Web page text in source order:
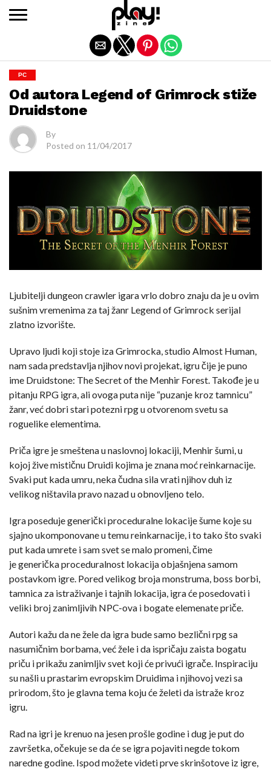
PC
Od autora Legend of Grimrock stiže
Druidstone
By
Posted on 11/04/2017
Ljubitelji dungeon crawler igara vrlo dobro znaju da je u ovim
sušnim vremenima za taj žanr Legend of Grimrock serijal
zlatno izvorište.
Upravo ljudi koji stoje iza Grimrocka, studio Almost Human,
nam sada predstavlja njihov novi projekat, igru čije je puno
ime Druidstone: The Secret of the Menhir Forest. Takođe je u
pitanju RPG igra, ali ovoga puta nije “puzanje kroz tamnicu”
žanr, već dobri stari potezni rpg u otvorenom svetu sa
roguelike elementima.
Priča igre je smeštena u naslovnoj lokaciji, Menhir šumi, u
kojoj žive mističnu Druidi kojima je znana moć reinkarnacije.
Svaki put kada umru, neka čudna sila vrati njihov duh iz
velikog ništavila pravo nazad u obnovljeno telo.
Igra poseduje generički proceduralne lokacije šume koje su
sjajno ukomponovane u temu reinkarnacije, i to tako što svaki
put kada umrete i sam svet se malo promeni, čime
je generička proceduralnost lokacija objašnjena samom
postavkom igre. Pored velikog broja monstruma, boss borbi,
tamnica za istraživanje i tajnih lokacija, igra će posedovati i
veliki broj zanimljivih NPC-ova i bogate elemenate priče.
Autori kažu da ne žele da igra bude samo bezlični rpg sa
nasumičnim borbama, već žele i da ispričaju zaista bogatu
priču i prikažu zanimljiv svet koji će privući igrače. Inspiraciju
su našli u prastarim evropskim Druidima i njihovoj vezi sa
prirodom, što je glavna tema koju će želeti da istraže kroz
igru.
Rad na igri je krenuo na jesen prošle godine i dug je put do
završetka, očekuje se da će se igra pojaviti negde tokom
naredne godine. Ispod možete videti prve skrinšotove iz igre,
Exit mobile version